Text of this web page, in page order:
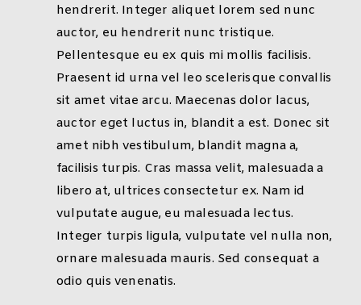
hendrerit. Integer aliquet lorem sed nunc
auctor, eu hendrerit nunc tristique.
Pellentesque eu ex quis mi mollis facilisis.
Praesent id urna vel leo scelerisque convallis
sit amet vitae arcu. Maecenas dolor lacus,
auctor eget luctus in, blandit a est. Donec sit
amet nibh vestibulum, blandit magna a,
facilisis turpis. Cras massa velit, malesuada a
libero at, ultrices consectetur ex. Nam id
vulputate augue, eu malesuada lectus.
Integer turpis ligula, vulputate vel nulla non,
ornare malesuada mauris. Sed consequat a
odio quis venenatis.